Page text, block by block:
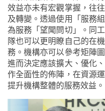
效益亦未有宏觀掌握，往
及轉變。透過使用「服務
為服務「望聞問切」。同
隊也可以更明瞭自己的在
務。機構亦可以參考矩陣
進而決定應該擴大、優化
作全面性的佈陣，在資源
提升機構整體的服務效益。